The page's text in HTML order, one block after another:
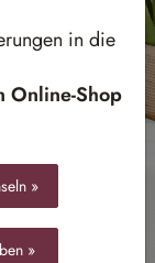
in die
Online-Shop
»
»